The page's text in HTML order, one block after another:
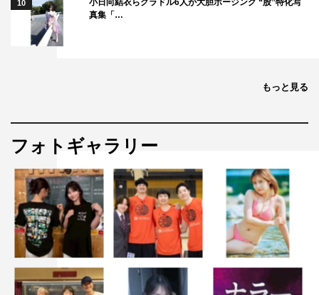
10
真集「…
もっと見る
フォトギャラリー